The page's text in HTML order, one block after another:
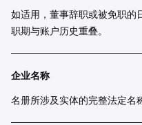
如适用，董事辞职或被免职的
职期与账户历史重叠。
企业名称
名册所涉及实体的完整法定名